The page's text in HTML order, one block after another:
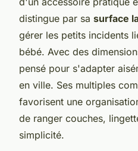
distingue par sa surface
gérer les petits incidents
bébé. Avec des
pensé pour s'adapter
en ville. Ses multiples
favorisent une
de ranger couches,
simplicité.